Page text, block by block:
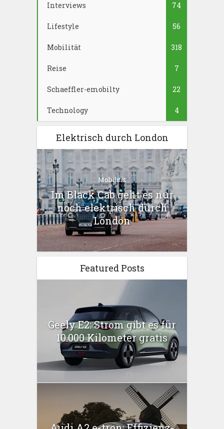
Interviews 74
Lifestyle 56
Mobilität 318
Reise 7
Schaeffler-emobilty 22
Technology 4
Elektrisch durch London
Mobilität
Im Black Cab geht es nur
noch elektrisch durch
London
Featured Posts
Geely E2: Strom gibt es für
10.000 Kilometer gratis